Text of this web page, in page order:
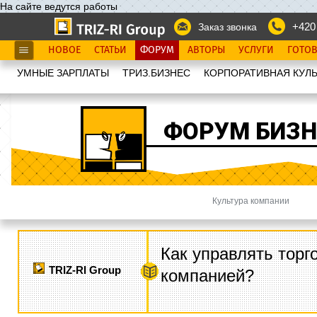
На сайте ведутся работы
Заказ звонка
НОВОЕ СТАТЬИ ФОРУМ АВТОРЫ УСЛУГИ
УМНЫЕ ЗАРПЛАТЫ ТРИЗ.БИЗНЕС КОРПОРАТИВНАЯ
ФОРУМ
Культура компании
TRIZ-RI Group
Как управлять
компанией?